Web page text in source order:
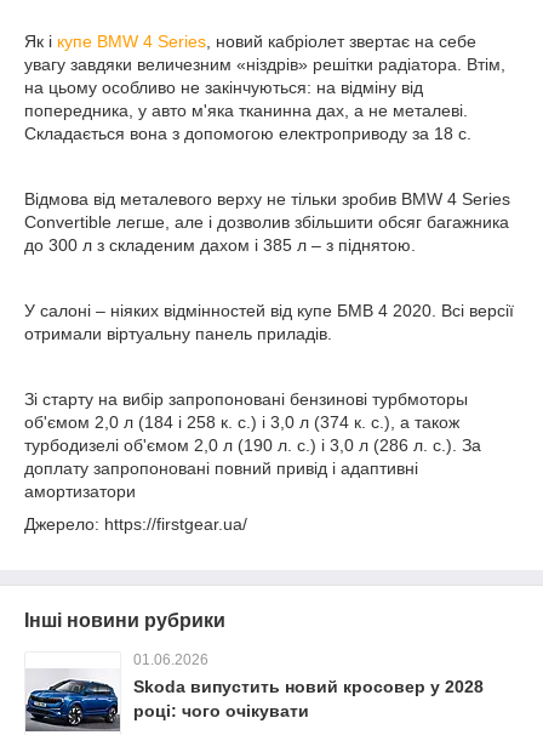
Як і купе BMW 4 Series , новий кабріолет звертає на себе
увагу завдяки величезним «ніздрів» решітки радіатора. Втім,
на цьому особливо не закінчуються: на відміну від
попередника, у авто м'яка тканинна дах, а не металеві.
Складається вона з допомогою електроприводу за 18 с.
Відмова від металевого верху не тільки зробив BMW 4 Series
Convertible легше, але і дозволив збільшити обсяг багажника
до 300 л з складеним дахом і 385 л – з піднятою.
У салоні – ніяких відмінностей від купе БМВ 4 2020. Всі версії
отримали віртуальну панель приладів.
Зі старту на вибір запропоновані бензинові турбмоторы
об'ємом 2,0 л (184 і 258 к. с.) і 3,0 л (374 к. с.), а також
турбодизелі об'ємом 2,0 л (190 л. с.) і 3,0 л (286 л. с.). За
доплату запропоновані повний привід і адаптивні
амортизатори
Джерело: https://firstgear.ua/
Інші новини рубрики
01.06.2026
Skoda випустить новий кросовер у 2028
році: чого очікувати